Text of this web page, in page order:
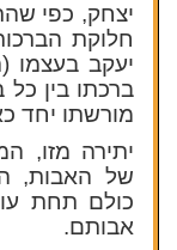
יצחק, כפי
חלוקת
יעקב בעצמו
ברכתו בין
מורשתו יחד
יתירה מזו,
של האבות,
כולם תחת
אבותם.